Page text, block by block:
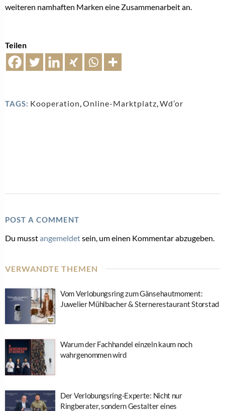
weiteren namhaften Marken eine Zusammenarbeit an.
Teilen
TAGS: Kooperation,Online-Marktplatz,Wd’or
POST A COMMENT
Du musstangemeldetsein, um einen Kommentar abzugeben.
VERWANDTE THEMEN
Vom Verlobungsring zum Gänsehautmoment:
Juwelier Mühlbacher & Sternerestaurant Storstad
Warum der Fachhandel einzeln kaum noch
wahrgenommen wird
Der Verlobungsring-Experte: Nicht nur
Ringberater, sondern Gestalter eines